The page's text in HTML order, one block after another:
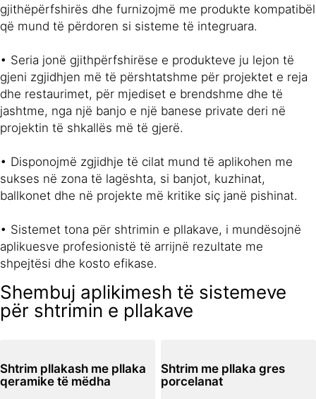
gjithëpërfshirës dhe furnizojmë me produkte kompatibël
që mund të përdoren si sisteme të integruara.
• Seria jonë gjithpërfshirëse e produkteve ju lejon të
gjeni zgjidhjen më të përshtatshme për projektet e reja
dhe restaurimet, për mjediset e brendshme dhe të
jashtme, nga një banjo e një banese private deri në
projektin të shkallës më të gjerë.
• Disponojmë zgjidhje të cilat mund të aplikohen me
sukses në zona të lagështa, si banjot, kuzhinat,
ballkonet dhe në projekte më kritike siç janë pishinat.
• Sistemet tona për shtrimin e pllakave, i mundësojnë
aplikuesve profesionistë të arrijnë rezultate me
shpejtësi dhe kosto efikase.
Shembuj aplikimesh të sistemeve
për shtrimin e pllakave
Shtrim pllakash me pllaka
qeramike të mëdha
Shtrim me pllaka gres
porcelanat